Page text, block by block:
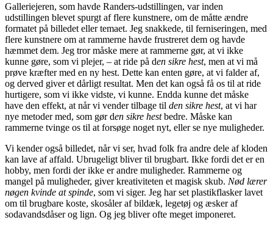
Galleriejeren, som havde Randers-udstillingen, var inden
udstillingen blevet spurgt af flere kunstnere, om de måtte ændre
formatet på billedet eller temaet. Jeg snakkede, til ferniseringen, med
flere kunstnere om at rammerne havde frustreret dem og havde
hæmmet dem. Jeg tror måske mere at rammerne gør, at vi ikke
kunne gøre, som vi plejer, – at ride på den sikre hest, men at vi må
prøve kræfter med en ny hest. Dette kan enten gøre, at vi falder af,
og derved giver et dårligt resultat. Men det kan også få os til at ride
hurtigere, som vi ikke vidste, vi kunne. Endda kunne det måske
have den effekt, at når vi vender tilbage til den sikre hest, at vi har
nye metoder med, som gør den sikre hestbedre. Måske kan
rammerne tvinge os til at forsøge noget nyt, eller se nye muligheder.
Vi kender også billedet, når vi ser, hvad folk fra andre dele af kloden
kan lave af affald. Ubrugeligt bliver til brugbart. Ikke fordi det er en
hobby, men fordi der ikke er andre muligheder. Rammerne og
mangel på muligheder, giver kreativiteten et magisk skub. Nød lærer
nøgen kvinde at spinde, som vi siger. Jeg har set plastikflasker lavet
om til brugbare koste, skosåler af bildæk, legetøj og æsker af
sodavandsdåser og lign. Og jeg bliver ofte meget imponeret.